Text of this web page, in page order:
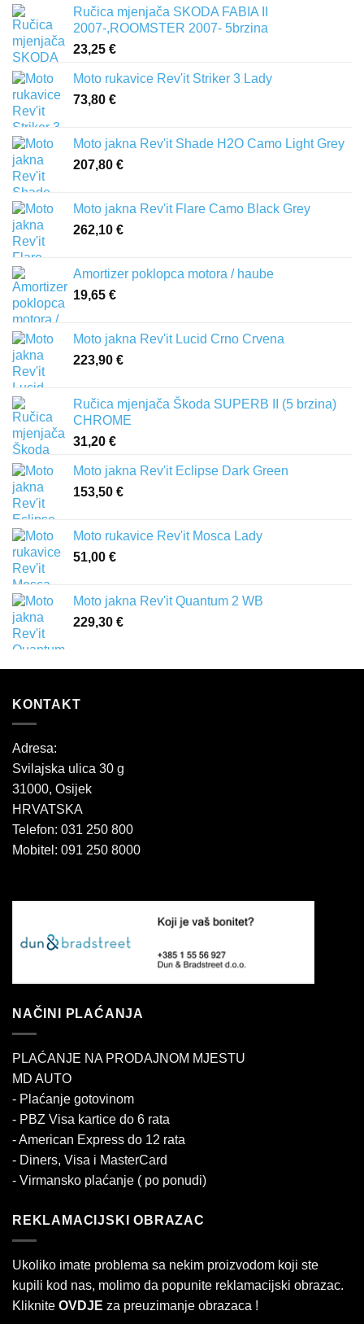
Ručica mjenjača SKODA FABIA II
2007-,ROOMSTER 2007- 5brzina
23,25 €
Moto rukavice Rev'it Striker 3 Lady
73,80 €
Moto jakna Rev'it Shade H2O Camo Light Grey
207,80 €
Moto jakna Rev'it Flare Camo Black Grey
262,10 €
Amortizer poklopca motora / haube
19,65 €
Moto jakna Rev'it Lucid Crno Crvena
223,90 €
Ručica mjenjača Škoda SUPERB II (5 brzina)
CHROME
31,20 €
Moto jakna Rev'it Eclipse Dark Green
153,50 €
Moto rukavice Rev'it Mosca Lady
51,00 €
Moto jakna Rev'it Quantum 2 WB
229,30 €
KONTAKT
Adresa:
Svilajska ulica 30 g
31000, Osijek
HRVATSKA
Telefon: 031 250 800
Mobitel: 091 250 8000
NAČINI PLAĆANJA
PLAĆANJE NA PRODAJNOM MJESTU
MD AUTO
- Plaćanje gotovinom
- PBZ Visa kartice do 6 rata
- American Express do 12 rata
- Diners, Visa i MasterCard
- Virmansko plaćanje ( po ponudi)
REKLAMACIJSKI OBRAZAC
Ukoliko imate problema sa nekim proizvodom koji ste
kupili kod nas, molimo da popunite reklamacijski obrazac.
Kliknite OVDJE za preuzimanje obrazaca !